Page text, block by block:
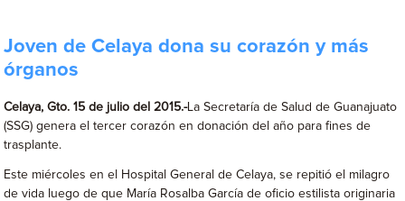
Joven de Celaya dona su corazón y más
órganos
Celaya, Gto. 15 de julio del 2015.-La Secretaría de Salud de Guanajuato
(SSG) genera el tercer corazón en donación del año para fines de
trasplante.
Este miércoles en el Hospital General de Celaya, se repitió el milagro
de vida luego de que María Rosalba García de oficio estilista originaria